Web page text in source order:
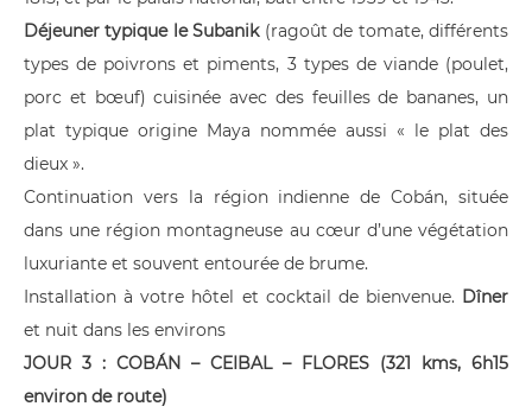
Déjeuner typique le Subanik(ragoût de tomate, différents
types de poivrons et piments, 3 types de viande (poulet,
porc et bœuf) cuisinée avec des feuilles de bananes, un
plat typique origine Maya nommée aussi « le plat des
dieux ».
Continuation vers la région indienne de Cobán, située
dans une région montagneuse au cœur d’une végétation
luxuriante et souvent entourée de brume.
Installation à votre hôtel et cocktail de bienvenue. Dîner
et nuit dans les environs
JOUR 3 : COBÁN – CEIBAL – FLORES (321 kms, 6h15
environ de route)